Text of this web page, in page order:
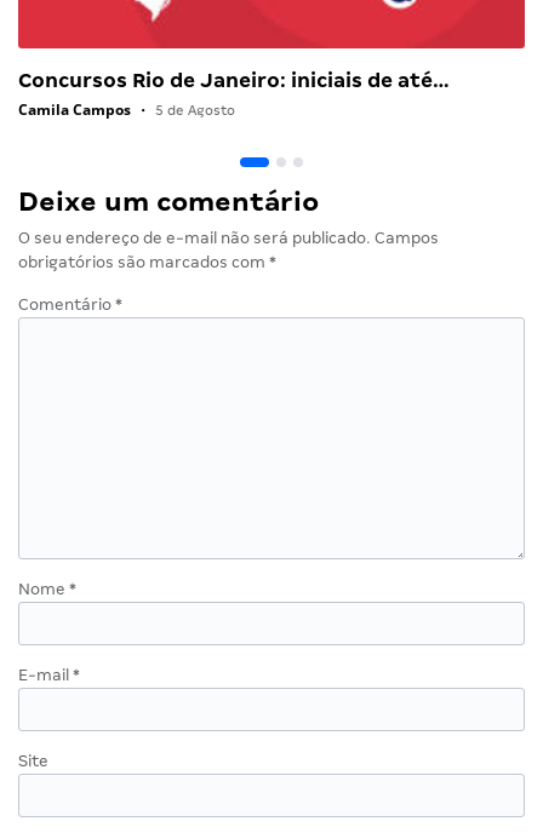
Concursos Rio de Janeiro: iniciais de até…
Camila Campos • 5 de Agosto
Deixe um comentário
O seu endereço de e-mail não será publicado. Campos
obrigatórios são marcados com *
Comentário *
Nome *
E-mail *
Site